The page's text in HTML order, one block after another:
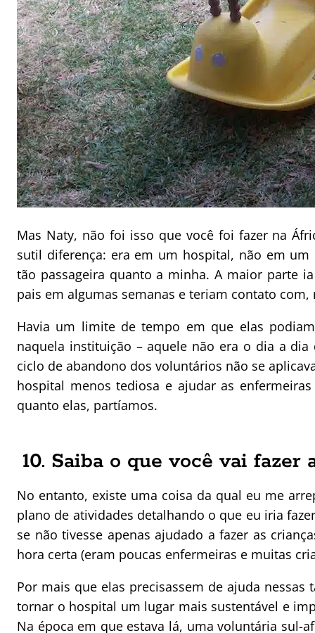
Mas Naty, não foi isso que você foi fazer na
sutil diferença: era em um hospital, não em
tão passageira quanto a minha. A maior parte
pais em algumas semanas e teriam contato
Havia um limite de tempo em que elas
naquela instituição – aquele não era o dia a
ciclo de abandono dos voluntários não se
hospital menos tediosa e ajudar as
quanto elas, partíamos.
10. Saiba o que você vai fazer
No entanto, existe uma coisa da qual eu me
plano de atividades detalhando o que eu iria
se não tivesse apenas ajudado a fazer as
hora certa (eram poucas enfermeiras e muitas
Por mais que elas precisassem de ajuda
tornar o hospital um lugar mais sustentável e
Na época em que estava lá, uma voluntária sul-